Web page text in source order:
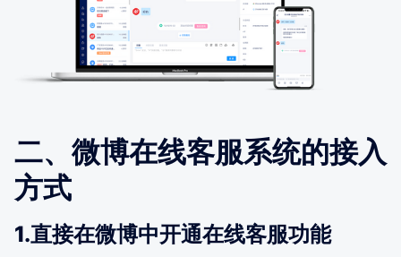
二、微博在线客服系统的接入
方式
1.直接在微博中开通在线客服功能